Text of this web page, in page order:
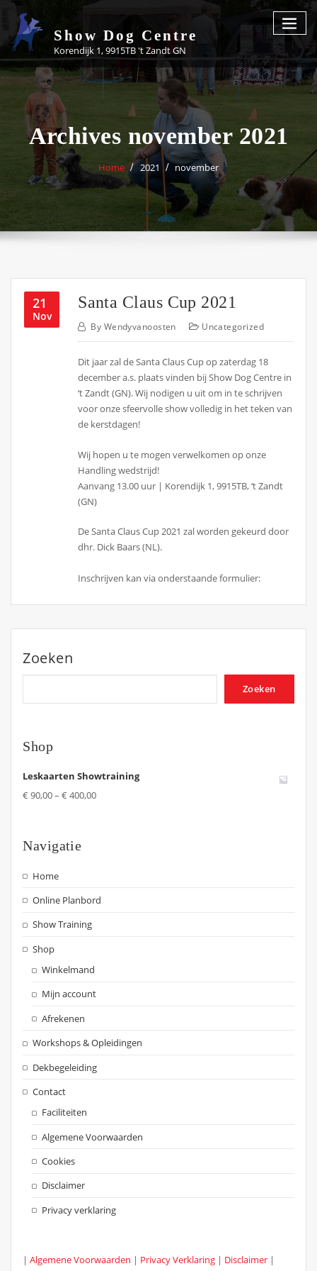
Skip
content
Show Dog Centre
Korendijk 1, 9915TB 't Zandt GN
Archives november 2021
Home 2021 november
21
Nov
Santa Claus Cup 2021
By Wendyvanoosten Uncategorized
Dit jaar zal de Santa Claus Cup op zaterdag 18
december a.s. plaats vinden bij Show Dog Centre in
‘t Zandt (GN). Wij nodigen u uit om in te schrijven
voor onze sfeervolle show volledig in het teken van
de kerstdagen!
Wij hopen u te mogen verwelkomen op onze
Handling wedstrijd!
Aanvang 13.00 uur | Korendijk 1, 9915TB, ‘t Zandt
(GN)
De Santa Claus Cup 2021 zal worden gekeurd door
dhr. Dick Baars (NL).
Inschrijven kan via onderstaande formulier:
Zoeken
Zoeken
Shop
Leskaarten Showtraining
€ 90,00–€ 400,00
Navigatie
Home
Online Planbord
Show Training
Shop
Winkelmand
Mijn account
Afrekenen
Workshops & Opleidingen
Dekbegeleiding
Contact
Faciliteiten
Algemene Voorwaarden
Cookies
Disclaimer
Privacy verklaring
|Algemene Voorwaarden | Privacy Verklaring | Disclaimer |